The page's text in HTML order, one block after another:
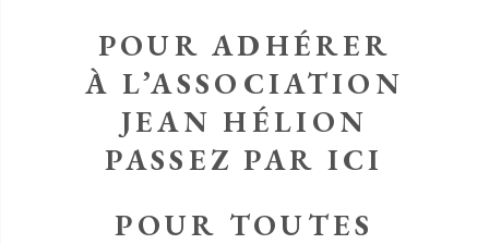
POUR ADHÉRER
À L’ASSOCIATION
JEAN HÉLION
PASSEZ PAR ICI
POUR TOUTES